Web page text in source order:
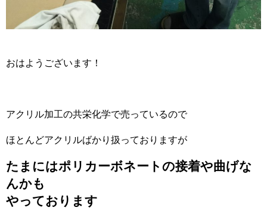
おはようございます！
アクリル加工の共栄化学で売っているので
ほとんどアクリルばかり扱っておりますが
たまにはポリカーボネートの接着や曲げな
んかも
やっております